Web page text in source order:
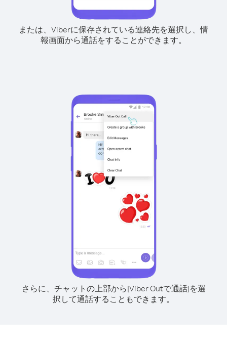
または、Viberに保存されている連絡先を選択し、情
報画面から通話をすることができます。
さらに、チャットの上部から[Viber Outで通話]を選
択して通話することもできます。